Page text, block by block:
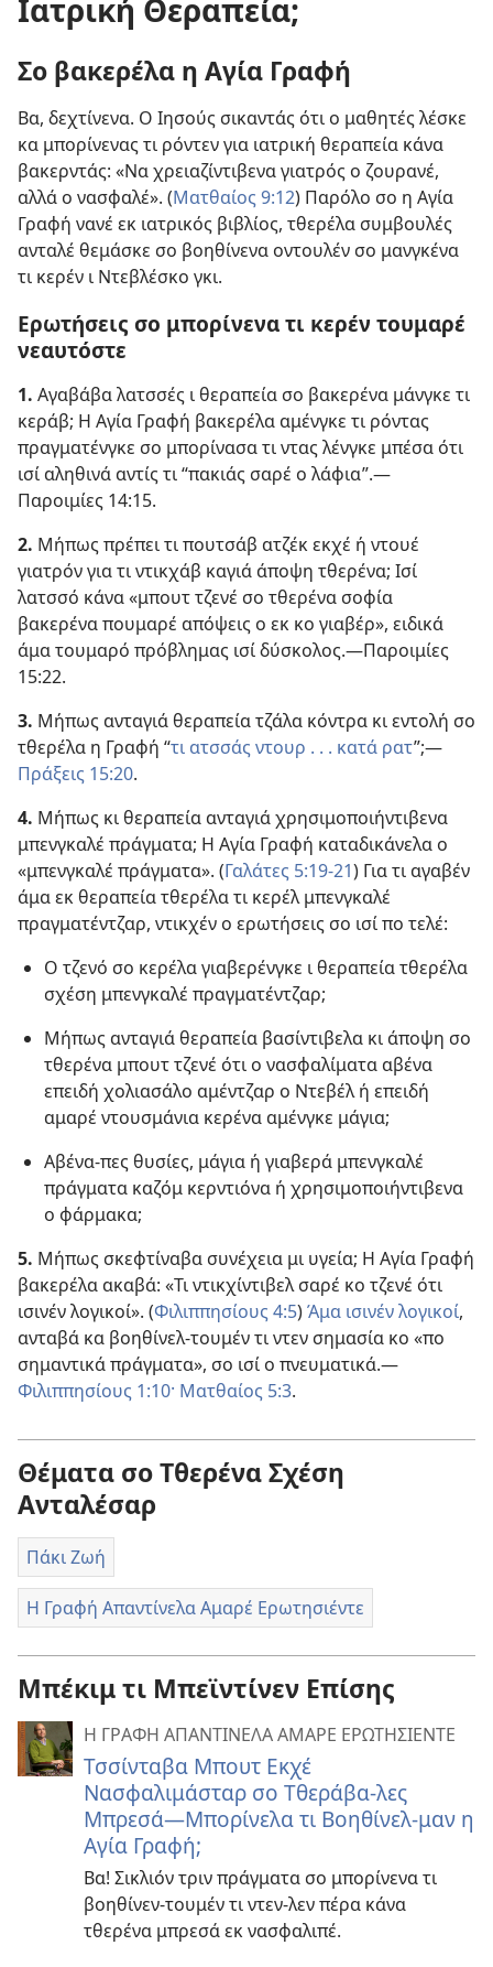
Ιατρική Θεραπεία;
Σο βακερέλα η Αγία Γραφή
Βα, δεχτίνενα. Ο Ιησούς σικαντάς ότι ο μαθητές λέσκε
κα μπορίνενας τι ρόντεν για ιατρική θεραπεία κάνα
βακερντάς: «Να χρειαζίντιβενα γιατρός ο ζουρανέ,
αλλά ο νασφαλέ». (Ματθαίος 9:12) Παρόλο σο η Αγία
Γραφή νανέ εκ ιατρικός βιβλίος, τθερέλα συμβουλές
ανταλέ θεμάσκε σο βοηθίνενα οντουλέν σο μανγκένα
τι κερέν ι Ντεβλέσκο γκι.
Ερωτήσεις σο μπορίνενα τι κερέν τουμαρέ
νεαυτόστε
1. Αγαβάβα λατσσές ι θεραπεία σο βακερένα μάνγκε τι
κεράβ; Η Αγία Γραφή βακερέλα αμένγκε τι ρόντας
πραγματένγκε σο μπορίνασα τι ντας λένγκε μπέσα ότι
ισί αληθινά αντίς τι “πακιάς σαρέ ο λάφια”.—
Παροιμίες 14:15.
2. Μήπως πρέπει τι πουτσάβ ατζέκ εκχέ ή ντουέ
γιατρόν για τι ντικχάβ καγιά άποψη τθερένα; Ισί
λατσσό κάνα «μπουτ τζενέ σο τθερένα σοφία
βακερένα πουμαρέ απόψεις ο εκ κο γιαβέρ», ειδικά
άμα τουμαρό πρόβλημας ισί δύσκολος.—Παροιμίες
15:22.
3. Μήπως ανταγιά θεραπεία τζάλα κόντρα κι εντολή σο
τθερέλα η Γραφή “τι ατσσάς ντουρ . . . κατά ρατ”;—
Πράξεις 15:20.
4. Μήπως κι θεραπεία ανταγιά χρησιμοποιήντιβενα
μπενγκαλέ πράγματα; Η Αγία Γραφή καταδικάνελα ο
«μπενγκαλέ πράγματα». (Γαλάτες 5:19-21) Για τι αγαβέν
άμα εκ θεραπεία τθερέλα τι κερέλ μπενγκαλέ
πραγματέντζαρ, ντικχέν ο ερωτήσεις σο ισί πο τελέ:
Ο τζενό σο κερέλα γιαβερένγκε ι θεραπεία τθερέλα
σχέση μπενγκαλέ πραγματέντζαρ;
Μήπως ανταγιά θεραπεία βασίντιβελα κι άποψη σο
τθερένα μπουτ τζενέ ότι ο νασφαλίματα αβένα
επειδή χολιασάλο αμέντζαρ ο Ντεβέλ ή επειδή
αμαρέ ντουσμάνια κερένα αμένγκε μάγια;
Αβένα-πες θυσίες, μάγια ή γιαβερά μπενγκαλέ
πράγματα καζόμ κερντιόνα ή χρησιμοποιήντιβενα
ο φάρμακα;
5. Μήπως σκεφτίναβα συνέχεια μι υγεία; Η Αγία Γραφή
βακερέλα ακαβά: «Τι ντικχίντιβελ σαρέ κο τζενέ ότι
ισινέν λογικοί». (Φιλιππησίους 4:5)Άμα ισινέν λογικοί,
ανταβά κα βοηθίνελ-τουμέν τι ντεν σημασία κο «πο
σημαντικά πράγματα», σο ισί ο πνευματικά.—
Φιλιππησίους 1:10· Ματθαίος 5:3.
Θέματα σο Τθερένα Σχέση
Ανταλέσαρ
Πάκι Ζωή
Η Γραφή Απαντίνελα Αμαρέ Ερωτησιέντε
Μπέκιμ τι Μπεϊντίνεν Επίσης
Η ΓΡΑΦΗ ΑΠΑΝΤΙΝΕΛΑ ΑΜΑΡΕ ΕΡΩΤΗΣΙΕΝΤΕ
Τσσίνταβα Μπουτ Εκχέ
Νασφαλιμάσταρ σο Τθεράβα-λες
Μπρεσά—Μπορίνελα τι Βοηθίνελ-μαν η
Αγία Γραφή;
Βα! Σικλιόν τριν πράγματα σο μπορίνενα τι
βοηθίνεν-τουμέν τι ντεν-λεν πέρα κάνα
τθερένα μπρεσά εκ νασφαλιπέ.